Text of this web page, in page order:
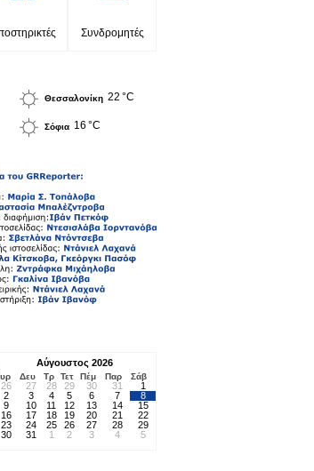
Συνδρομητές
Θεσσαλονίκη 22 °C
Σόφια 16 °C
Αύγουστος 2026
Δευ Τρ Τετ Πέμ Παρ Σάβ
26 27 28 29 30 31
1
2
3 4 5 6 7
8
9
10 11 12 13 14
15
16
17 18 19 20 21
22
23
24 25 26 27 28
29
30
31 1 2 3 4 5